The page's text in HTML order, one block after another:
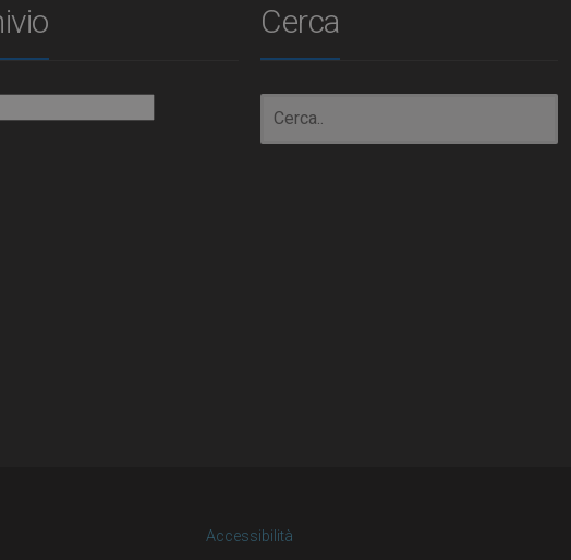
Cerca
Accessibilità